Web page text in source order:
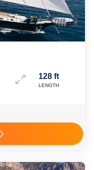
128 ft
LENGTH